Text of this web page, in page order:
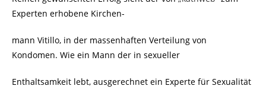
Experten erhobene Kirchen-
mann Vitillo, in der massenhaften Verteilung von
Kondomen. Wie ein Mann der in sexueller
Enthaltsamkeit lebt, ausgerechnet ein Experte für Sexualität